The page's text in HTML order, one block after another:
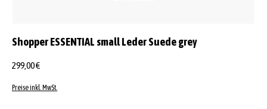
Shopper ESSENTIAL small Leder Suede grey
299,00 €
Preise inkl. MwSt.